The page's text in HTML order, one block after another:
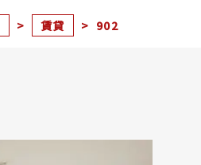
> 賃貸 > 902